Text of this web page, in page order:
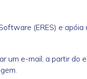
(ERES) e apóia
um e-mail, a partir do